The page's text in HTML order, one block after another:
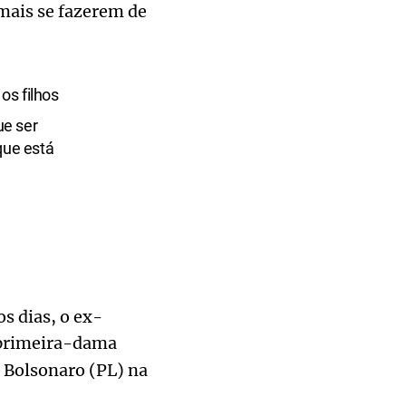
se fazerem de
filhos
ser
está
dias, o ex-
dama
(PL) na